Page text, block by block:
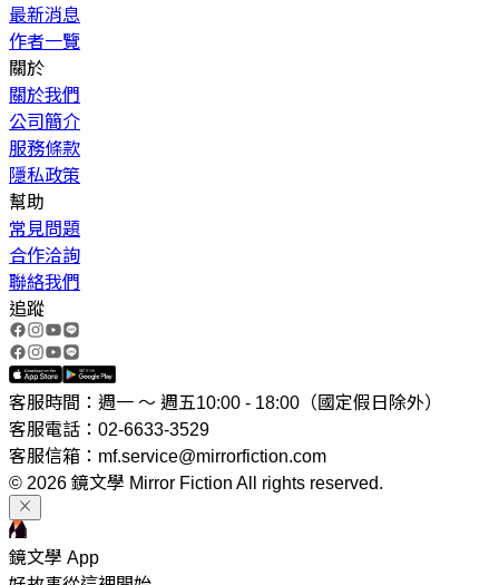
最新消息
作者一覽
關於
關於我們
公司簡介
服務條款
隱私政策
幫助
常見問題
合作洽詢
聯絡我們
追蹤
客服時間：週一 ～ 週五10:00 - 18:00（國定假日除外）
客服電話：02-6633-3529
客服信箱：mf.service@mirrorfiction.com
© 2026 鏡文學 Mirror Fiction All rights reserved.
鏡文學 App